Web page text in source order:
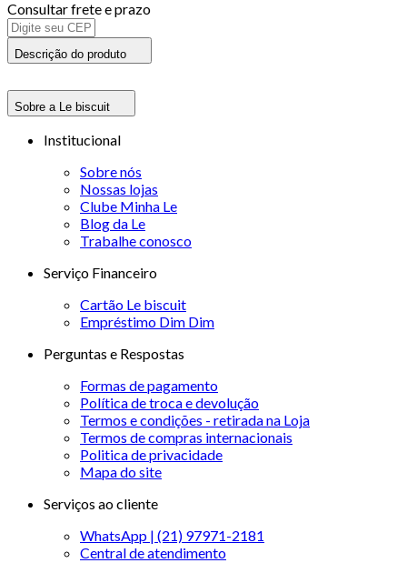
Consultar frete e prazo
Descrição do produto
Sobre a Le biscuit
Institucional
Sobre nós
Nossas lojas
Clube Minha Le
Blog da Le
Trabalhe conosco
Serviço Financeiro
Cartão Le biscuit
Empréstimo Dim Dim
Perguntas e Respostas
Formas de pagamento
Política de troca e devolução
Termos e condições - retirada na Loja
Termos de compras internacionais
Politica de privacidade
Mapa do site
Serviços ao cliente
WhatsApp | (21) 97971-2181
Central de atendimento